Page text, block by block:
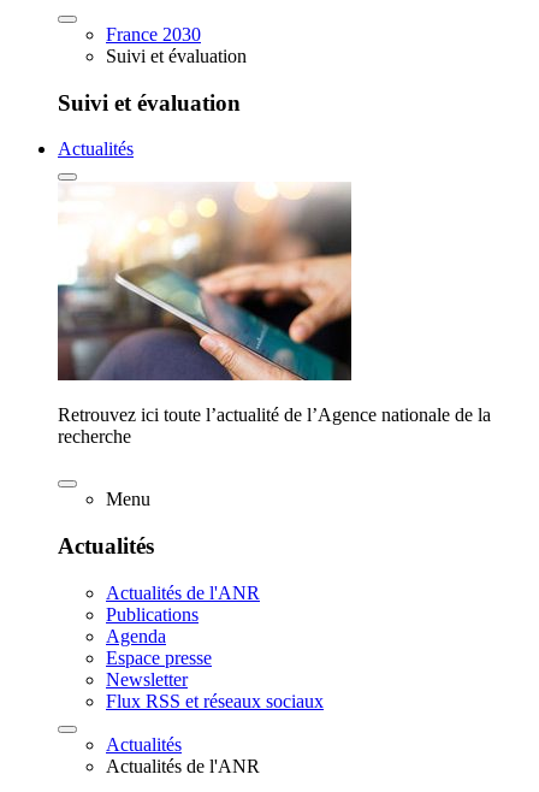
France 2030
Suivi et évaluation
Suivi et évaluation
Actualités
Retrouvez ici toute l’actualité de l’Agence nationale de la
recherche
Menu
Actualités
Actualités de l'ANR
Publications
Agenda
Espace presse
Newsletter
Flux RSS et réseaux sociaux
Actualités
Actualités de l'ANR